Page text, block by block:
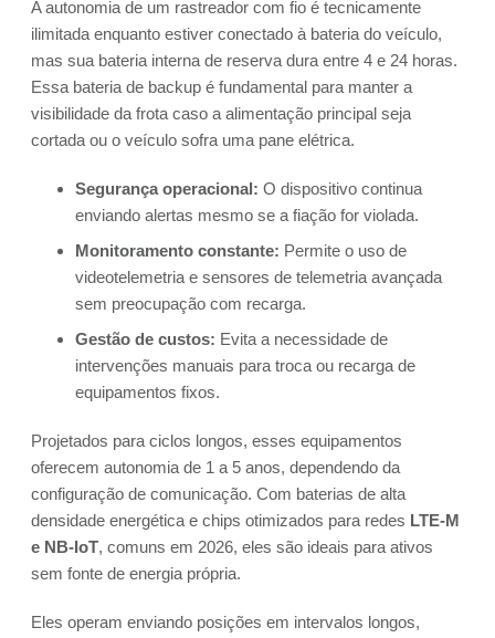
A autonomia de um rastreador com fio é tecnicamente
ilimitada enquanto estiver conectado à bateria do veículo,
mas sua bateria interna de reserva dura entre 4 e 24 horas.
Essa bateria de backup é fundamental para manter a
visibilidade da frota caso a alimentação principal seja
cortada ou o veículo sofra uma pane elétrica.
Segurança operacional: O dispositivo continua
enviando alertas mesmo se a fiação for violada.
Monitoramento constante: Permite o uso de
videotelemetria e sensores de telemetria avançada
sem preocupação com recarga.
Gestão de custos: Evita a necessidade de
intervenções manuais para troca ou recarga de
equipamentos fixos.
Projetados para ciclos longos, esses equipamentos
oferecem autonomia de 1 a 5 anos, dependendo da
configuração de comunicação. Com baterias de alta
densidade energética e chips otimizados para redes LTE-M
e NB-IoT, comuns em 2026, eles são ideais para ativos
sem fonte de energia própria.
Eles operam enviando posições em intervalos longos,